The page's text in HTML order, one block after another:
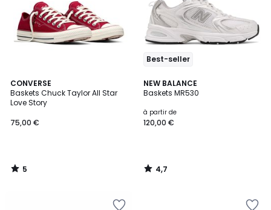
CONVERSE
Baskets Chuck Taylor All Star
Love Story
75,00 €
5
/
5
5
/
Best-seller
NEW BALANCE
Baskets MR530
à partir de
120,00 €
4,7
/ 5
4,7
/